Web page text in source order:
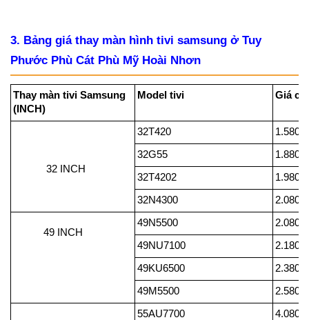
3. Bảng giá thay màn hình tivi samsung ở Tuy
Phước Phù Cát Phù Mỹ Hoài Nhơn
Thay màn tivi Samsung
(INCH)
Model tivi
32 INCH
32T420
32G55
32T4202
32N4300
49 INCH
49N5500
49NU7100
49KU6500
49M5500
55AU7700